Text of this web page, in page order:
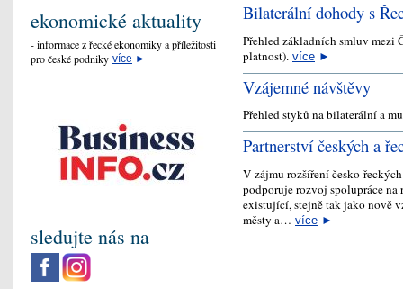
Bilaterální dohody s
Přehled základních smluv mezi
platnost). více ►
Vzájemné návštěvy
Přehled styků na bilaterální a
Partnerství českých a
V zájmu rozšíření česko-
podporuje rozvoj spolupráce
existující, stejně tak jako nově
městy a… více ►
ekonomické aktuality
- informace z řecké ekonomiky a příležitosti
pro české podniky více ►
sledujte nás na